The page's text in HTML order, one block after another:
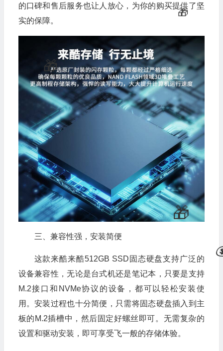
的口碑和售后服务也让人放心，为你的购买提供了坚
实的保障。
三、兼容性强，安装简便
这款来酷来酷512GB SSD固态硬盘支持广泛的
设备兼容性，无论是台式机还是笔记本，只要是支持
M.2接口和NVMe协议的设备，都可以轻松安装使
用。安装过程也十分简便，只需将固态硬盘插入到主
板的M.2插槽中，然后固定好螺丝即可。无需复杂的
设置和驱动安装，即可享受飞一般的存储体验。
💰